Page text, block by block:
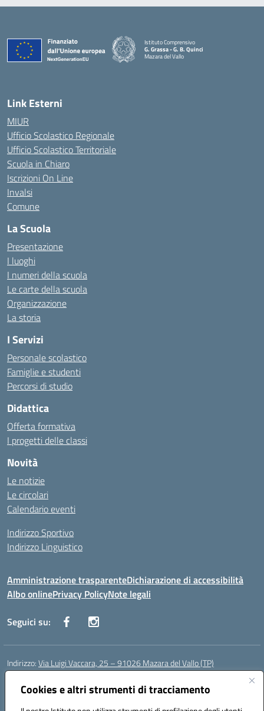
Cookies e altri strumenti di tracciamento
Istituto Comprensivo
G. Grassa - G. B. Quinci
Mazara del Vallo
Link Esterni
MIUR
Ufficio Scolastico Regionale
Ufficio Scolastico Territoriale
Scuola in Chiaro
Iscrizioni On Line
Invalsi
Comune
La Scuola
Presentazione
I luoghi
I numeri della scuola
Le carte della scuola
Organizzazione
La storia
I Servizi
Personale scolastico
Famiglie e studenti
Percorsi di studio
Didattica
Offerta formativa
I progetti delle classi
Novità
Le notizie
Le circolari
Calendario eventi
Indirizzo Sportivo
Indirizzo Linguistico
Amministrazione trasparenteDichiarazione di accessibilità
Albo onlinePrivacy PolicyNote legali
Seguici su:
Indirizzo:Via Luigi Vaccara, 25 – 91026 Mazara del Vallo (TP)
Centralino:
Posta elettronica certificata (PEC):tpic843007@pec.istruzione.it